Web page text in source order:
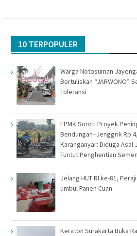
10 TERPOPULER
Warga Notosuman
Bertuliskan “JARWONO”
Toleransi
FPMK Soroti Proyek
Bendungan–Jenggrik Rp
Karanganyar: Diduga Asal
Tuntut Penghentian
Jelang HUT RI ke-81,
umbul Panen Cuan
Keraton Surakarta Buka